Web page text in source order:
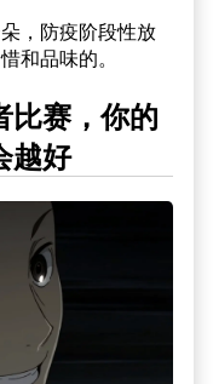
，防疫阶段性放
和品味的。
比赛，你的
越好